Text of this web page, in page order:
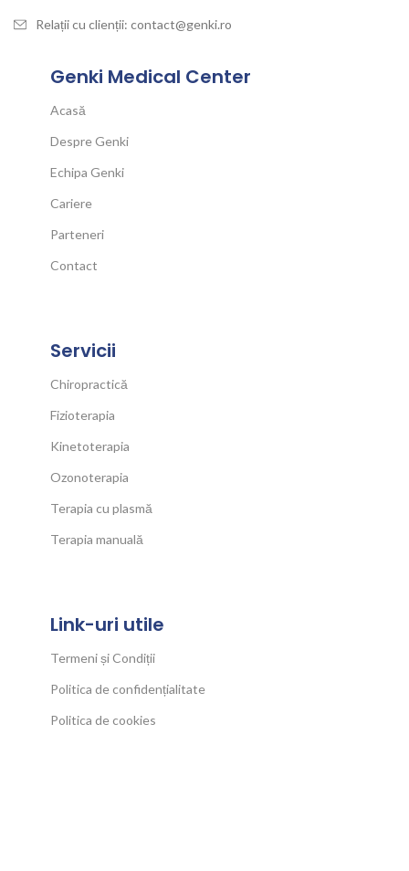
Relații cu clienții: contact@genki.ro
Genki Medical Center
Acasă
Despre Genki
Echipa Genki
Cariere
Parteneri
Contact
Servicii
Chiropractică
Fizioterapia
Kinetoterapia
Ozonoterapia
Terapia cu plasmă
Terapia manuală
Link-uri utile
Termeni și Condiții
Politica de confidențialitate
Politica de cookies